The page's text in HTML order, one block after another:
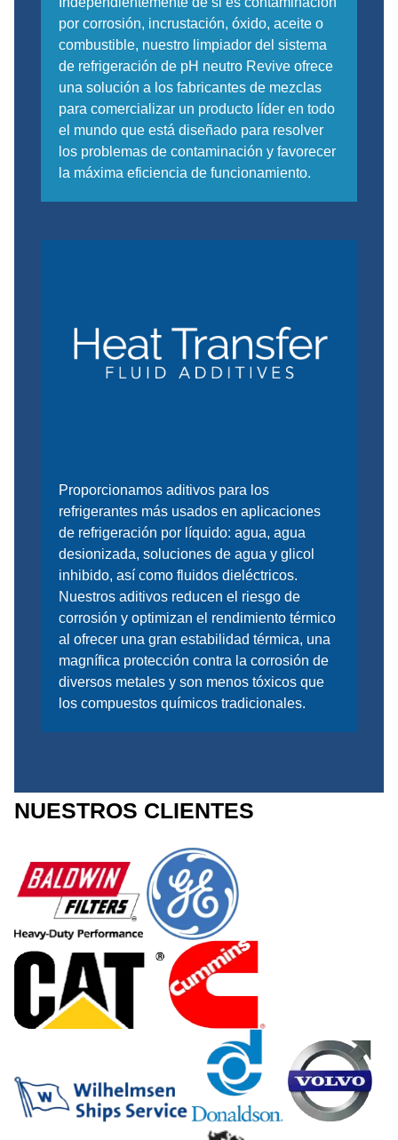
por corrosión, incrustación, óxido, aceite o
combustible, nuestro limpiador del sistema
de refrigeración de pH neutro Revive ofrece
una solución a los fabricantes de mezclas
para comercializar un producto líder en todo
el mundo que está diseñado para resolver
los problemas de contaminación y favorecer
la máxima eficiencia de funcionamiento.
Proporcionamos aditivos para los
refrigerantes más usados en aplicaciones
de refrigeración por líquido: agua, agua
desionizada, soluciones de agua y glicol
inhibido, así como fluidos dieléctricos.
Nuestros aditivos reducen el riesgo de
corrosión y optimizan el rendimiento térmico
al ofrecer una gran estabilidad térmica, una
magnífica protección contra la corrosión de
diversos metales y son menos tóxicos que
los compuestos químicos tradicionales.
NUESTROS CLIENTES